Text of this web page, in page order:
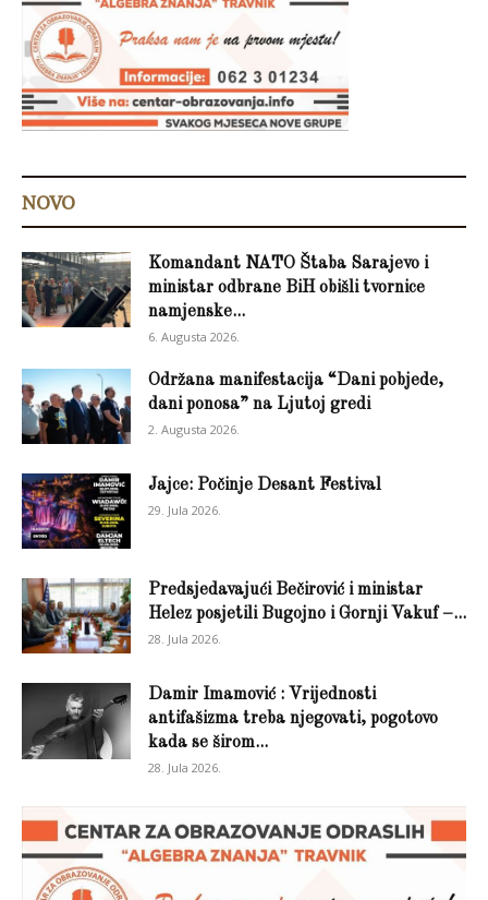
NOVO
Komandant NATO Štaba Sarajevo i
ministar odbrane BiH obišli tvornice
namjenske...
6. Augusta 2026.
Održana manifestacija “Dani pobjede,
dani ponosa” na Ljutoj gredi
2. Augusta 2026.
Jajce: Počinje Desant Festival
29. Jula 2026.
Predsjedavajući Bečirović i ministar
Helez posjetili Bugojno i Gornji Vakuf –...
28. Jula 2026.
Damir Imamović : Vrijednosti
antifašizma treba njegovati, pogotovo
kada se širom...
28. Jula 2026.